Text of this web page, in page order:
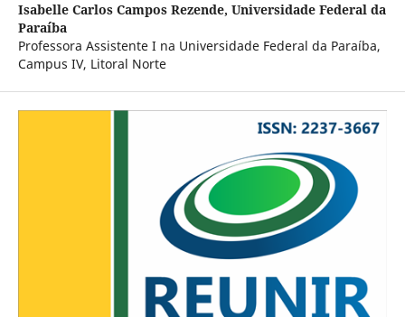
Isabelle Carlos Campos Rezende, Universidade Federal da
Paraíba
Professora Assistente I na Universidade Federal da Paraíba,
Campus IV, Litoral Norte